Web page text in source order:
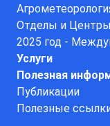
Отделы и Центры
2025 год -
Услуги
Полезная
Публикации
Полезные